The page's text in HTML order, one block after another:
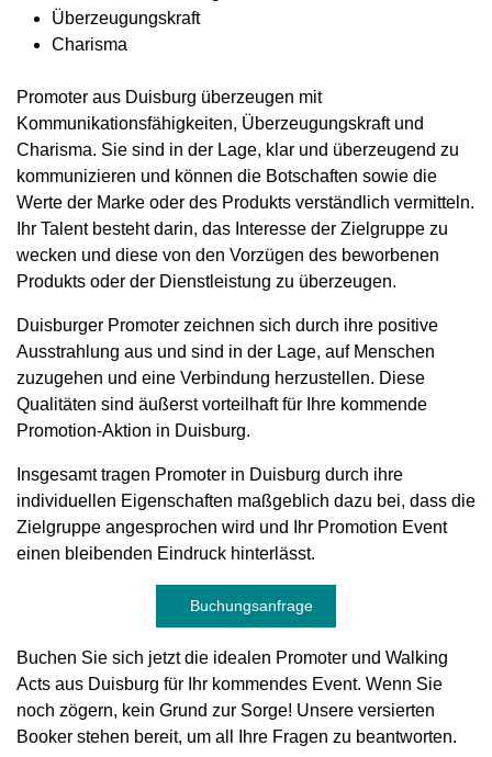
Überzeugungskraft
Charisma
Promoter aus Duisburg überzeugen mit
Kommunikationsfähigkeiten, Überzeugungskraft und
Charisma. Sie sind in der Lage, klar und überzeugend zu
kommunizieren und können die Botschaften sowie die
Werte der Marke oder des Produkts verständlich vermitteln.
Ihr Talent besteht darin, das Interesse der Zielgruppe zu
wecken und diese von den Vorzügen des beworbenen
Produkts oder der Dienstleistung zu überzeugen.
Duisburger Promoter zeichnen sich durch ihre positive
Ausstrahlung aus und sind in der Lage, auf Menschen
zuzugehen und eine Verbindung herzustellen. Diese
Qualitäten sind äußerst vorteilhaft für Ihre kommende
Promotion-Aktion in Duisburg.
Insgesamt tragen Promoter in Duisburg durch ihre
individuellen Eigenschaften maßgeblich dazu bei, dass die
Zielgruppe angesprochen wird und Ihr Promotion Event
einen bleibenden Eindruck hinterlässt.
Buchungsanfrage
Buchen Sie sich jetzt die idealen Promoter und Walking
Acts aus Duisburg für Ihr kommendes Event. Wenn Sie
noch zögern, kein Grund zur Sorge! Unsere versierten
Booker stehen bereit, um all Ihre Fragen zu beantworten.